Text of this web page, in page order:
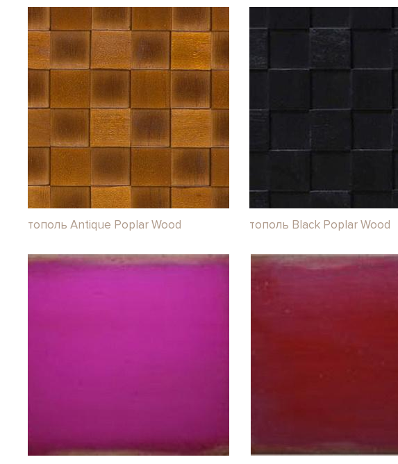
тополь Antique Poplar Wood тополь Black Poplar Wood